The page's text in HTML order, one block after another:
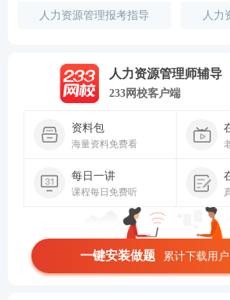
人力资源管理报考指导 人力
人力资源管理师辅导
233网校客户端
资料包
海量资料免费看
每日一讲
课程每日免费听
一键安装做题 累计下载用